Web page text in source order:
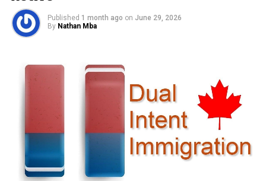
Published 1 month ago on June 29, 2026
By Nathan Mba